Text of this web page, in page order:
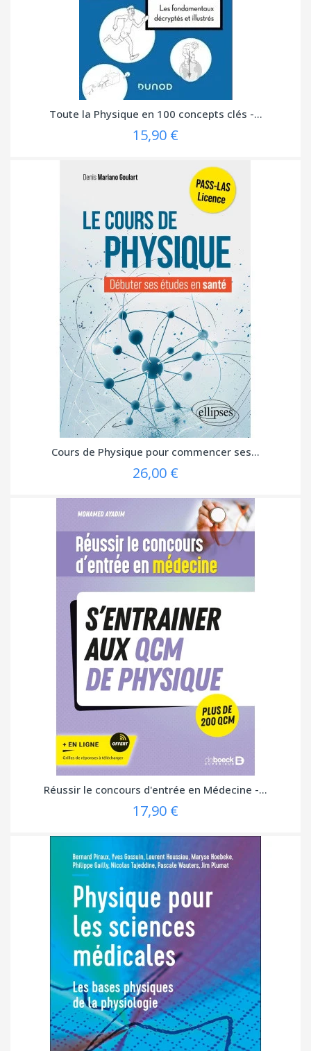
Toute la Physique en 100 concepts clés -...
15,90 €
Cours de Physique pour commencer ses...
26,00 €
Réussir le concours d'entrée en Médecine -...
17,90 €